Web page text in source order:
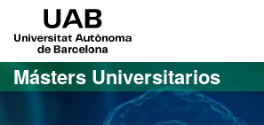
Acceso al contenido principal
Acceso a la navegación de la página
Másters Universitarios